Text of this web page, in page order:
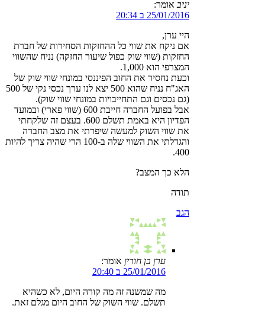
יניב אומר:
25/01/2016 ב 20:34
היי ערן,
אם ניקח את שווי כל ההחזקות הסחירות של חברת
החזקות (שווי שוק כפול שיעור החזקה) נניח שהשווי
המצרפי הוא 1,000.
וכעת נחסיר את החוב הפיננסי במונחי שווי שוק של
האג"ח נניח שהוא 500 יצא לנו ערך נכסי נקי של 500
(גם נכסים וגם התחייבויות במונחי שווי שוק).
אבל בפועל החברה חייבת 600 (שווי פארי) ובמועד
הפדיון היא באמת תשלם 600. בעצם זה שלקחתי
את שווי השוק למעשה שיפרתי את מצב החברה
והגדלתי את השווי שלה ב-100 הרי שהיה צריך להיות
400.
הלא כך המצב?
תודה
הגב
ערן בן חורין אומר:
25/01/2016 ב 20:40
מה שמשנה זה מה קורה היום, לא כשהיא
תשלם. שווי השוק של החוב היום מגלם זאת.